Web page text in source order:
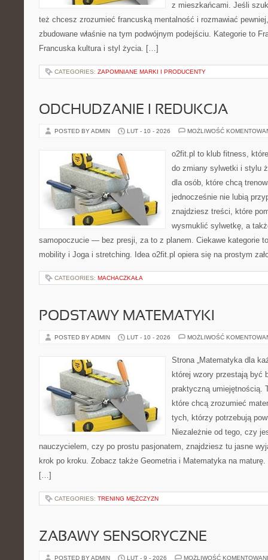
z mieszkańcami. Jeśli
też chcesz zrozumieć francuską mentalność i rozmawiać
zbudowane właśnie na tym podwójnym podejściu. Kategorie to
Francuska kultura i styl życia. […]
CATEGORIES: ZAPOMNIANE MARKI I PRODUCENTY
ODCHUDZANIE I REDUKCJA
POSTED BY ADMIN LUT - 10 - 2026 MOŻLIWOŚĆ
o2fit.pl to klub fitness,
do zmiany sylwetki i stylu
dla osób, które chcą
jednocześnie nie lubią
znajdziesz treści, które
wysmuklić sylwetkę, a
samopoczucie — bez presji, za to z planem. Ciekawe kategorie
mobility i Joga i stretching. Idea o2fit.pl opiera się na prostym
CATEGORIES: MACHACZKAŁA
PODSTAWY MATEMATYKI
POSTED BY ADMIN LUT - 10 - 2026 MOŻLIWOŚĆ
Strona „Matematyka dla
której wzory przestają być
praktyczną umiejętnością.
które chcą zrozumieć
tych, którzy potrzebują
Niezależnie od tego, czy
nauczycielem, czy po prostu pasjonatem, znajdziesz tu jasne
krok po kroku. Zobacz także Geometria i Matematyka na
[…]
CATEGORIES: TRENING MĘŻCZYZN
ZABAWY SENSORYCZNE
POSTED BY ADMIN LUT - 9 - 2026 MOŻLIWOŚĆ